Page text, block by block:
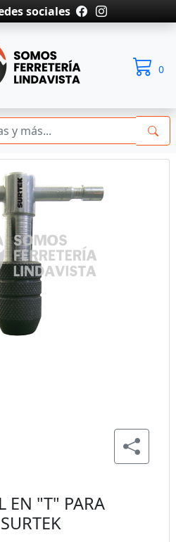
sociales
0
EN "T" PARA